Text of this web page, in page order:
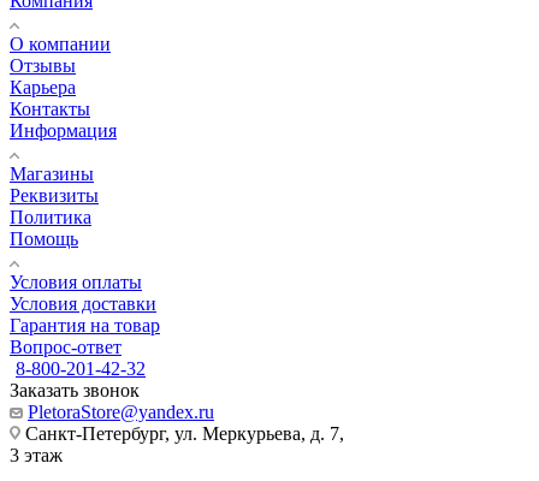
О компании
Отзывы
Карьера
Контакты
Информация
Магазины
Реквизиты
Политика
Помощь
Условия оплаты
Условия доставки
Гарантия на товар
Вопрос-ответ
8-800-201-42-32
Заказать звонок
PletoraStore@yandex.ru
Санкт-Петербург, ул. Меркурьева, д. 7,
3 этаж